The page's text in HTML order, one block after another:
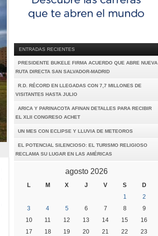
ENTRADAS RECIENTES
PRESIDENTE BUKELE FIRMA ACUERDO QUE ABRE NUEVA
RUTA DIRECTA SAN SALVADOR-MADRID
R.D. RÉCORD EN LLEGADAS CON 7,7 MILLONES DE
VISITANTES HASTA JULIO
ARICA Y PARINACOTA AFINAN DETALLES PARA RECIBIR
EL XLII CONGRESO ACHET
UN MES CON ECLIPSE Y LLUVIA DE METEOROS
EL POTENCIAL SILENCIOSO: EL TURISMO RELIGIOSO
RECLAMA SU LUGAR EN LAS AMÉRICAS
agosto 2026
L M X J V S
D
1
2
3
4 5 6 7 8
9
10
11 12 13 14 15
16
17
18 19 20 21 22
23